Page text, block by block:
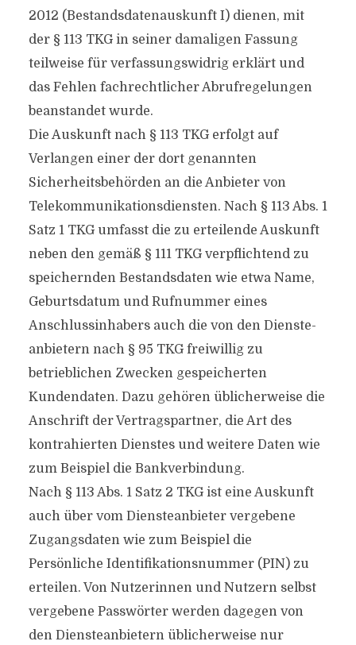
2012 (Bestandsdatenauskunft I) dienen, mit
der § 113 TKG in seiner damaligen Fassung
teilweise für verfassungswidrig erklärt und
das Fehlen fachrechtlicher Abrufregelungen
beanstandet wurde.
Die Auskunft nach § 113 TKG erfolgt auf
Verlangen einer der dort genannten
Sicherheitsbehörden an die Anbieter von
Telekommunikationsdiensten. Nach § 113 Abs. 1
Satz 1 TKG umfasst die zu erteilende Auskunft
neben den gemäß § 111 TKG verpflichtend zu
speichernden Bestandsdaten wie etwa Name,
Geburtsdatum und Rufnummer eines
Anschlussinhabers auch die von den Dienste-
anbietern nach § 95 TKG freiwillig zu
betrieblichen Zwecken gespeicherten
Kundendaten. Dazu gehören üblicherweise die
Anschrift der Vertragspartner, die Art des
kontrahierten Dienstes und weitere Daten wie
zum Beispiel die Bankverbindung.
Nach § 113 Abs. 1 Satz 2 TKG ist eine Auskunft
auch über vom Diensteanbieter vergebene
Zugangsdaten wie zum Beispiel die
Persönliche Identifikationsnummer (PIN) zu
erteilen. Von Nutzerinnen und Nutzern selbst
vergebene Passwörter werden dagegen von
den Diensteanbietern üblicherweise nur